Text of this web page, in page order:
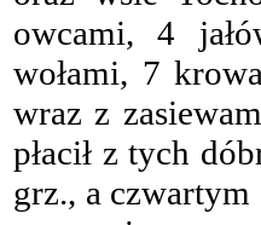
owcami, 4
wołami, 7
wraz z
płacił z tych
grz., a